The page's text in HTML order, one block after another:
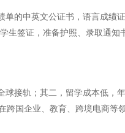
的中英文公证书，语言成绩
生签证，准备护照、录取通知
接轨；其二，留学成本低，
国企业、教育、跨境电商等